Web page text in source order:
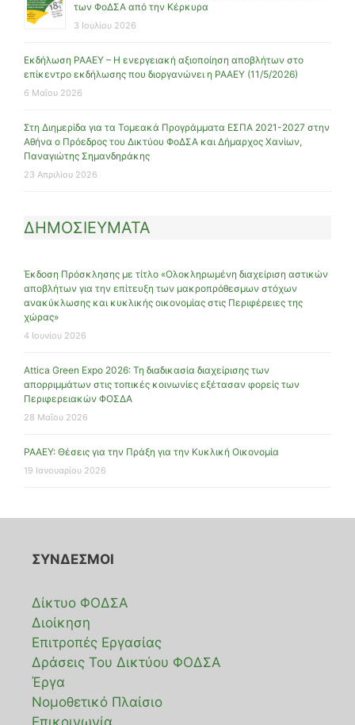
των ΦοΔΣΑ από την Κέρκυρα
3 Ιουλίου 2026
Εκδήλωση ΡΑΑΕΥ – Η ενεργειακή αξιοποίηση αποβλήτων στο
επίκεντρο εκδήλωσης που διοργανώνει η ΡΑΑΕΥ (11/5/2026)
6 Μαΐου 2026
Στη Διημερίδα για τα Τομεακά Προγράμματα ΕΣΠΑ 2021-2027 στην
Αθήνα ο Πρόεδρος του Δικτύου ΦοΔΣΑ και Δήμαρχος Χανίων,
Παναγιώτης Σημανδηράκης
23 Απριλίου 2026
ΔΗΜΟΣΙΕΥΜΑΤΑ
Έκδοση Πρόσκλησης με τίτλο «Ολοκληρωμένη διαχείριση αστικών
αποβλήτων για την επίτευξη των μακροπρόθεσμων στόχων
ανακύκλωσης και κυκλικής οικονομίας στις Περιφέρειες της
χώρας»
4 Ιουνίου 2026
Attica Green Expo 2026: Τη διαδικασία διαχείρισης των
απορριμμάτων στις τοπικές κοινωνίες εξέτασαν φορείς των
Περιφερειακών ΦΟΣΔΑ
28 Μαΐου 2026
ΡΑΑΕΥ: Θέσεις για την Πράξη για την Κυκλική Οικονομία
19 Ιανουαρίου 2026
ΣΥΝΔΕΣΜΟΙ
Δίκτυο ΦΟΔΣΑ
Διοίκηση
Επιτροπές Εργασίας
Δράσεις Του Δικτύου ΦΟΔΣΑ
Έργα
Νομοθετικό Πλαίσιο